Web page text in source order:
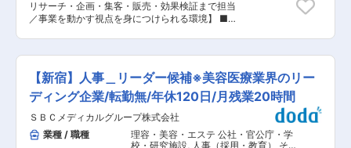
を継続可能。安定基盤のもと、長期的に働き続け
られる環境が整っています。 ■会社について 株
2万点の商品を取り扱う業界トップクラスの総合
美容商社です。美容師の技術向上を目的としたセ
全体で800回）開催し、美容業界の発展に貢献し
てきました。サロンの立場に寄り添った提案を大
切にし、安定基盤と成長性を兼ね備えた会社で
す。 変更の範囲：会社の定める業務
存メーカーとの関係構築・条件交渉 ・商品問い合
わせ対応、グループEC支援 ■組織構成 配属はマ
ーチャンダイジンググループ内のエステティック
ながらチームで成果創出を行う体制です。 ■入社
のサポート体制 入社後は既存メンバーのフォロー
のもと、まずは既存商品の管理や仕入れ業務から
担当いただき、徐々に商品企画へと領域を広げて
いただきます。チームで情報共有が活発なため、
経験を活かしながらも安心してキャッチアップで
リサーチ・企画・集客・販売・効果検証まで担当
／事業を動かす視点を身につけられる環境】 ■
し、自社で発掘したコンテンツのリサーチから企
画、集客、販売、効果検証までを「1から10ま
で」一気通貫でプロデュースしていただきます。
用意された仕組みの一部を運用するだけの「部分
的な仕事」ではなく、ひとつの事業を丸ごと経営
する「小さな会社の社長」として、世の中に大ヒ
ットを仕掛けていただきます。 ＜具体的な業務詳
細＞ 1.プロモーションの総合プロデュース 自社で
【新宿】人事＿リーダー候補※美容医療業界のリー
ディング企業/転勤無/年休120日/月残業20時間
ＳＢＣメディカルグループ株式会社
業種 / 職種
理容・美容・エステ 公社・官公庁・学
校・研究施設, 人事（採用・教育） そ